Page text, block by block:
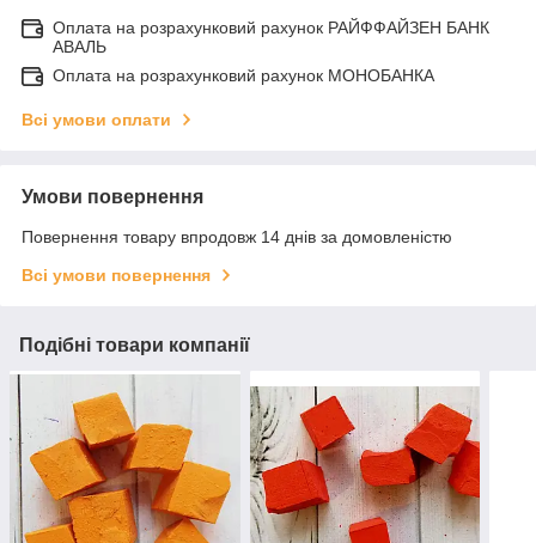
Оплата на розрахунковий рахунок РАЙФФАЙЗЕН БАНК
АВАЛЬ
Оплата на розрахунковий рахунок МОНОБАНКА
Всі умови оплати
Умови повернення
Повернення товару впродовж 14 днів за домовленістю
Всі умови повернення
Подібні товари компанії